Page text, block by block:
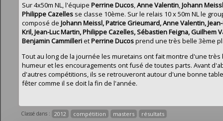
Sur 4x50m NL, l'équipe Perrine Ducos,Anne Valentin,Johann Meissl
Philippe Cazelles se classe 10ème. Sur le relais 10 x 50m NL le
composé de Johann Meissl, Patrice Grieumard, Anne Valentin,
Kril, Jean-Luc Martin, Philippe Cazelles, Sébastien Feigna, Guilhem
Benjamin CammillerietPerrine Ducosprend une très belle 3ème
Tout au long de la journée les muretains ont fait montre d'une très
humeur et les encouragements ont fusé de toutes parts. Avant
d'autres compétitions, ils se retrouveront autour d'une bonne
fêter comme il se doit la fin de l'année.
Classé dans : 2012 compétition masters résultats